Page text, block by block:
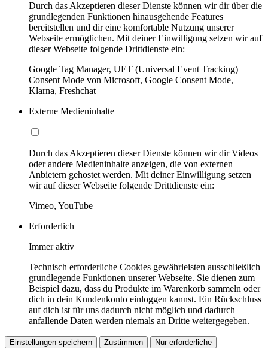
Durch das Akzeptieren dieser Dienste können wir dir über die
grundlegenden Funktionen hinausgehende Features
bereitstellen und dir eine komfortable Nutzung unserer
Webseite ermöglichen. Mit deiner Einwilligung setzen wir auf
dieser Webseite folgende Drittdienste ein:
Google Tag Manager, UET (Universal Event Tracking)
Consent Mode von Microsoft, Google Consent Mode,
Klarna, Freshchat
Externe Medieninhalte
Durch das Akzeptieren dieser Dienste können wir dir Videos
oder andere Medieninhalte anzeigen, die von externen
Anbietern gehostet werden. Mit deiner Einwilligung setzen
wir auf dieser Webseite folgende Drittdienste ein:
Vimeo, YouTube
Erforderlich
Immer aktiv
Technisch erforderliche Cookies gewährleisten ausschließlich
grundlegende Funktionen unserer Webseite. Sie dienen zum
Beispiel dazu, dass du Produkte im Warenkorb sammeln oder
dich in dein Kundenkonto einloggen kannst. Ein Rückschluss
auf dich ist für uns dadurch nicht möglich und dadurch
anfallende Daten werden niemals an Dritte weitergegeben.
Einstellungen speichern Zustimmen Nur erforderliche